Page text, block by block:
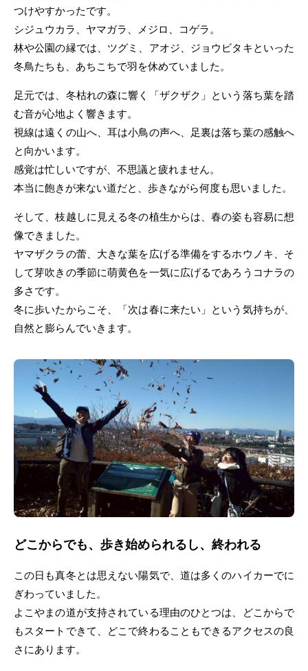
つけやすかったです。
シジュウカラ、ヤマガラ、メジロ、コゲラ。
林や公園の縁では、ツグミ、アオジ、ジョウビタキといった
冬鳥たちも、あちこちで羽を休めていました。
足元では、冬枯れの森に響く「ザクザク」という落ち葉を踏
む音が心地よく響きます。
視線は遠くの山へ、耳は小鳥の声へ、足裏は落ち葉の感触へ
と向かいます。
感覚は忙しいですが、不思議と疲れません。
本当に飽きが来ない道だと、歩きながら何度も思いました。
そして、枝越しに見える冬の植生からは、春の姿も容易に想
像できました。
ヤマザクラの蕾、大きな葉を広げる準備をするホウノキ、そ
して芽吹きの季節に萌黄色を一気に広げるであろうコナラの
多さです。
冬に歩いたからこそ、「次は春に来たい」という気持ちが、
自然と膨らんでいきます。
どこからでも、歩き始められるし、終われる
この日も真冬とは思えない陽気で、道は多くのハイカーでに
ぎわっていました。
よこやまの道が支持されている理由のひとつは、どこからで
もスタートできて、どこで終わることもできるアクセスの良
さにあります。